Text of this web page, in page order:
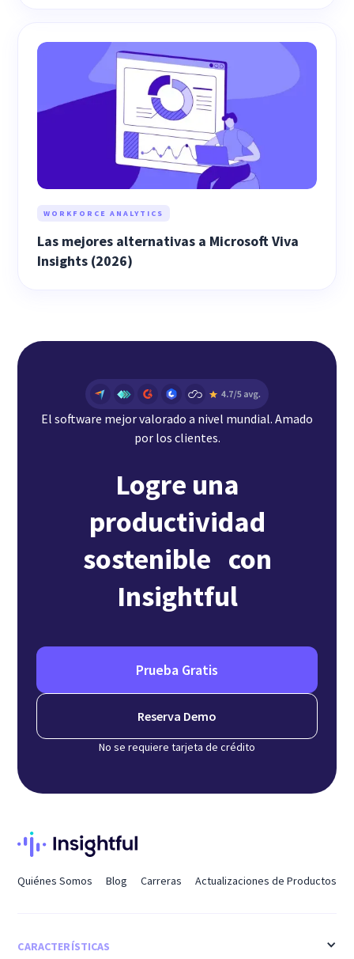
WORKFORCE ANALYTICS
Las mejores alternativas a Microsoft Viva
Insights (2026)
El software mejor valorado a nivel mundial. Amado
por los clientes.
Logre una
productividad
sostenible con
Insightful
Prueba Gratis
Reserva Demo
No se requiere tarjeta de crédito
Quiénes Somos Blog Carreras Actualizaciones de Productos
CARACTERÍSTICAS